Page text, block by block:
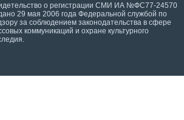
о регистрации СМИ ИА №ФС77-24570
29 мая 2006 года Федеральной службой по
за соблюдением законодательства в сфере
коммуникаций и охране культурного